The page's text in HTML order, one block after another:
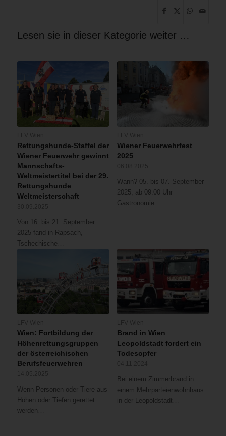
Lesen sie in dieser Kategorie weiter …
Rettungshunde-Staffel der
Wiener Feuerwehr gewinnt
Mannschafts-
Weltmeistertitel bei der 29.
Rettungshunde
Weltmeisterschaft
Von 16. bis 21. September
2025 fand in Rapsach,
Tschechische…
Wiener Feuerwehrfest
2025
Wann? 05. bis 07. September
2025, ab 09:00 Uhr
Gastronomie:…
Wien: Fortbildung der
Höhenrettungsgruppen
der österreichischen
Berufsfeuerwehren
Wenn Personen oder Tiere aus
Höhen oder Tiefen gerettet
werden…
Brand in Wien
Leopoldstadt fordert ein
Todesopfer
Bei einem Zimmerbrand in
einem Mehrparteienwohnhaus
in der Leopoldstadt…